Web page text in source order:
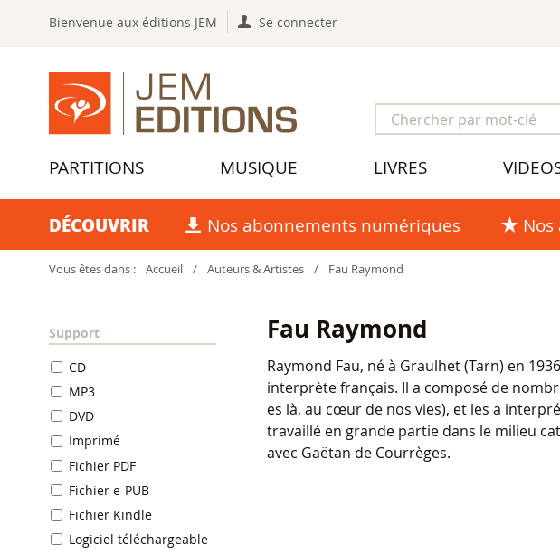
Bienvenue aux éditions JEM Se connecter
PARTITIONS MUSIQUE LIVRES
DÉCOUVRIR Nos abonnements numériques
Vous êtes dans : Accueil / Auteurs & Artistes / Fau Raymond
Support
CD
MP3
DVD
Imprimé
Fichier PDF
Fichier e-PUB
Fichier Kindle
Logiciel téléchargeable
Fau Raymond
Raymond Fau, né à Graulhet (Tarn) en
interprète français. Il a composé de
es là, au cœur de nos vies), et les a
travaillé en grande partie dans le milieu
avec Gaëtan de Courrèges.